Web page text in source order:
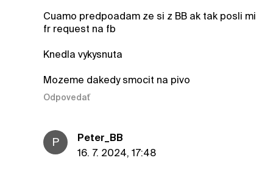
Cuamo predpoadam ze si z BB ak tak posli mi
fr request na fb
Knedla vykysnuta
Mozeme dakedy smocit na pivo
Odpovedať
P
Peter_BB
16. 7. 2024, 17:48